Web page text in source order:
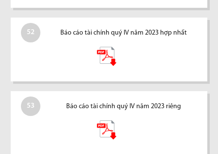
52 Báo cáo tài chính quý IV năm 2023 hợp nhất
53 Báo cáo tài chính quý IV năm 2023 riêng